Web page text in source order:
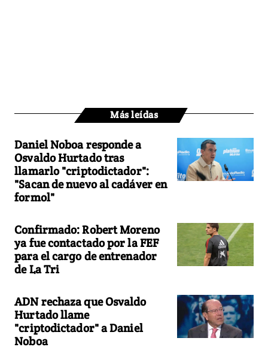
Más leídas
Daniel Noboa responde a
Osvaldo Hurtado tras
llamarlo "criptodictador":
"Sacan de nuevo al cadáver en
formol"
Confirmado: Robert Moreno
ya fue contactado por la FEF
para el cargo de entrenador
de La Tri
ADN rechaza que Osvaldo
Hurtado llame
"criptodictador" a Daniel
Noboa